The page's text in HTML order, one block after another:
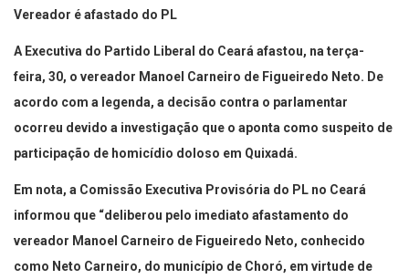
Vereador é afastado do PL
A Executiva do Partido Liberal do Ceará afastou, na terça-
feira, 30, o vereador Manoel Carneiro de Figueiredo Neto. De
acordo com a legenda, a decisão contra o parlamentar
ocorreu devido a investigação que o aponta como suspeito de
participação de homicídio doloso em Quixadá.
Em nota, a Comissão Executiva Provisória do PL no Ceará
informou que “deliberou pelo imediato afastamento do
vereador Manoel Carneiro de Figueiredo Neto, conhecido
como Neto Carneiro, do município de Choró, em virtude de